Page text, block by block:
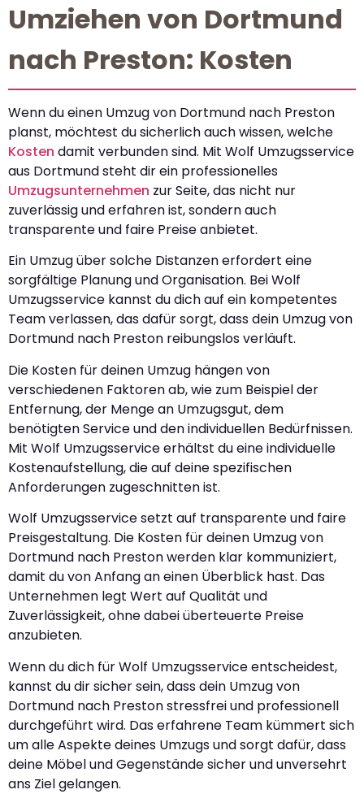
Umziehen von Dortmund
nach Preston: Kosten
Wenn du einen Umzug von Dortmund nach Preston
planst, möchtest du sicherlich auch wissen, welche
Kosten damit verbunden sind. Mit Wolf Umzugsservice
aus Dortmund steht dir ein professionelles
Umzugsunternehmen zur Seite, das nicht nur
zuverlässig und erfahren ist, sondern auch
transparente und faire Preise anbietet.
Ein Umzug über solche Distanzen erfordert eine
sorgfältige Planung und Organisation. Bei Wolf
Umzugsservice kannst du dich auf ein kompetentes
Team verlassen, das dafür sorgt, dass dein Umzug von
Dortmund nach Preston reibungslos verläuft.
Die Kosten für deinen Umzug hängen von
verschiedenen Faktoren ab, wie zum Beispiel der
Entfernung, der Menge an Umzugsgut, dem
benötigten Service und den individuellen Bedürfnissen.
Mit Wolf Umzugsservice erhältst du eine individuelle
Kostenaufstellung, die auf deine spezifischen
Anforderungen zugeschnitten ist.
Wolf Umzugsservice setzt auf transparente und faire
Preisgestaltung. Die Kosten für deinen Umzug von
Dortmund nach Preston werden klar kommuniziert,
damit du von Anfang an einen Überblick hast. Das
Unternehmen legt Wert auf Qualität und
Zuverlässigkeit, ohne dabei überteuerte Preise
anzubieten.
Wenn du dich für Wolf Umzugsservice entscheidest,
kannst du dir sicher sein, dass dein Umzug von
Dortmund nach Preston stressfrei und professionell
durchgeführt wird. Das erfahrene Team kümmert sich
um alle Aspekte deines Umzugs und sorgt dafür, dass
deine Möbel und Gegenstände sicher und unversehrt
ans Ziel gelangen.